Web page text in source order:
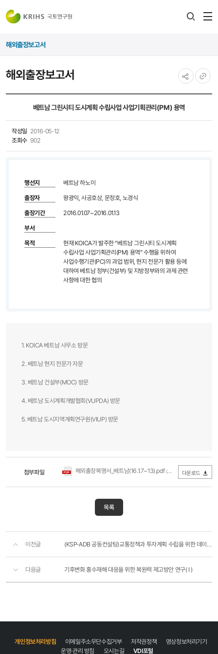
해외출장보고서
해외출장보고서
베트남 그린시티 도시계획 수립사업 사업기획관리(PM) 용역
작성일 2016-05-12
조회수 902
행선지 베트남 하노이
출장자 왕광익, 사공호상, 문정호, 노경식
출장기간 2016.01.07~2016.01.13
부서
목적
현재 KOICA가 발주한 “베트남 그린시티 도시계획
수립사업 사업기획관리(PM) 용역” 수행을 위하여
사업수행기관(PC)의 과업 범위, 현지 전문가 활용 등에
대하여 베트남 정부(건설부) 및 지방정부와의 과제 관련
사항에 대한 협의
1. KOICA 베트남 사무소 방문
2. 베트남 현지 전문가 자문
3. 베트남 건설부(MOC) 방문
4. 베트남 도시계획개발협회(VUPDA) 방문
5. 베트남 도시지역계획연구원(VIUP) 방문
첨부파일 해외출장복명서_베트남(16.1.7~13).pdf (0Byte / 다운로드 223회) 다운로드
목록
이전글 (KSP-ADB 공동컨설팅)교통정책과 투자계획 수립을 위한 데이터 구축
다음글 기후변화 홍수재해 대응을 위한 복원력 제고방안 연구( I )
개인정보처리방침 이메일주소무단수집거부 저작권정책
영상정보처리기기
운영·관리 방침
오시는길 VDI포털